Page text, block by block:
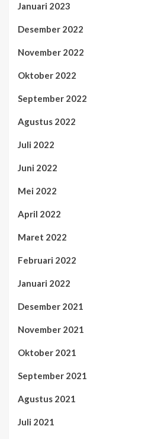
Januari 2023
Desember 2022
November 2022
Oktober 2022
September 2022
Agustus 2022
Juli 2022
Juni 2022
Mei 2022
April 2022
Maret 2022
Februari 2022
Januari 2022
Desember 2021
November 2021
Oktober 2021
September 2021
Agustus 2021
Juli 2021